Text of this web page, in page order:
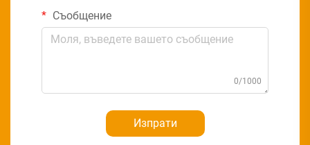
Съобщение
0/1000
Изпрати